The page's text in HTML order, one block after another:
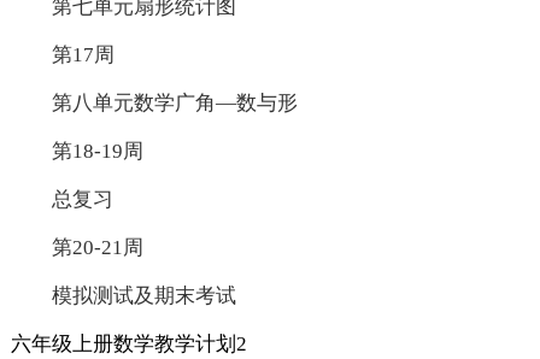
第七单元扇形统计图
第17周
第八单元数学广角—数与形
第18-19周
总复习
第20-21周
模拟测试及期末考试
六年级上册数学教学计划2